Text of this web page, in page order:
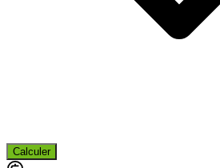
Calculer